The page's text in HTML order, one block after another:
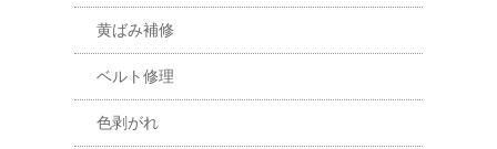
黄ばみ補修
ベルト修理
色剥がれ